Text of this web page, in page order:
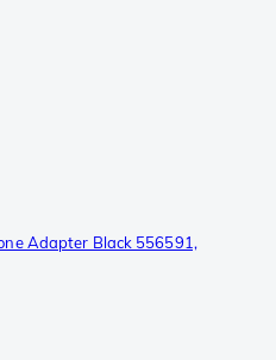
Adapter Black 556591,